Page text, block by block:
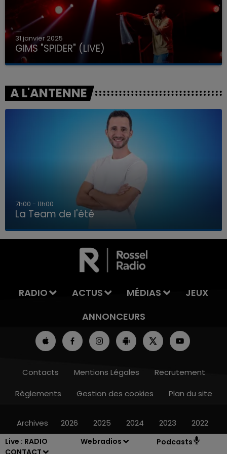
Live : RADIO
CONTACT
Webradios Podcasts
LA TEAM DE L'ÉTÉ
31 janvier 2025
GIMS "SPIDER" (LIVE)
A L'ANTENNE
7h00 - 11h00
La Team de l'été
RADIO ACTUS MÉDIAS
JEUX
ANNONCEURS
Contacts Mentions Légales
Recrutement
Règlements
Gestion des cookies Plan du site
Archives 2026 2025 2024 2023 2022